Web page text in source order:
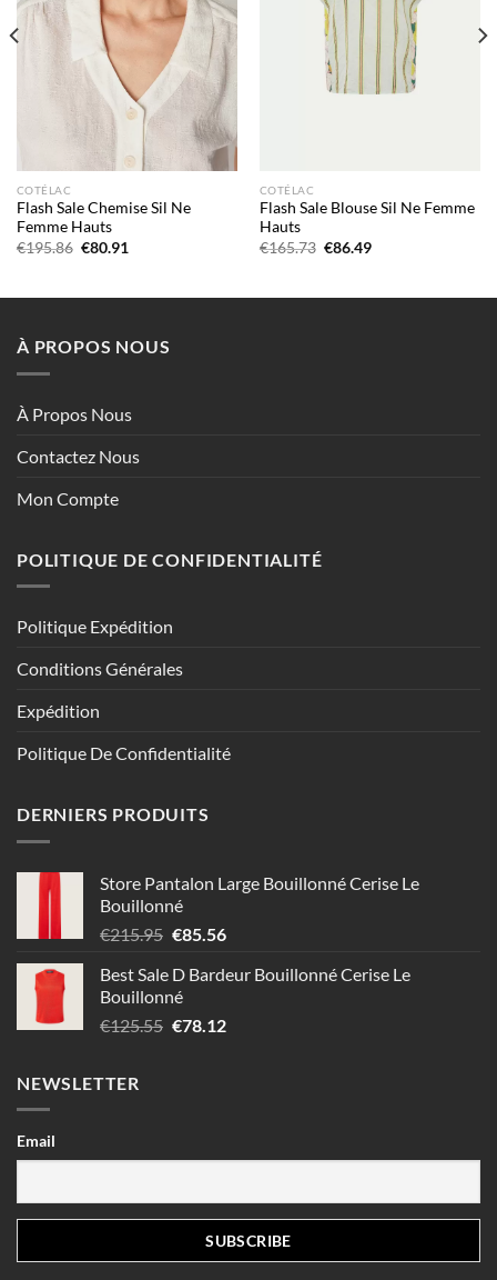
COTÉLAC
Flash Sale Chemise Sil Ne
Femme Hauts
€195.86 Le
€80.91
COTÉLAC
Flash Sale Blouse Sil Ne Femme
Hauts
€165.73 Le
€86.49Le
À PROPOS NOUS
À Propos Nous
Contactez Nous
Mon Compte
POLITIQUE DE CONFIDENTIALITÉ
Politique Expédition
Conditions Générales
Expédition
Politique De Confidentialité
DERNIERS PRODUITS
Store Pantalon Large Bouillonné Cerise Le
Bouillonné
€215.95 Le
initial
était :
€215.95.
€85.56Le
actuel
€85.56.
Best Sale D Bardeur Bouillonné Cerise Le
Bouillonné
€125.55 Le
€78.12Le
NEWSLETTER
Email